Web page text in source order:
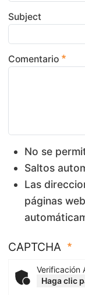
Subject
Comentario
No se
Saltos
Las
páginas
CAPTCHA
Verificación
Haga clic